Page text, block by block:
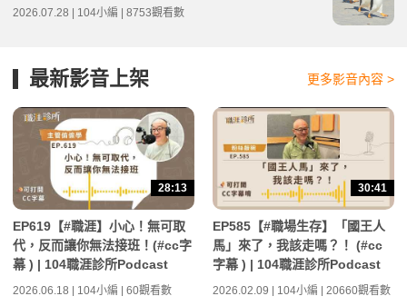
2026.07.28 | 104小編 | 8753觀看數
最新影音上架 更多影音內容 >
28:13
EP619【#職涯】小心！無可取
代，反而讓你無法接班！(#cc字
幕 ) | 104職涯診所Podcast
2026.06.18 | 104小編 | 60觀看數
30:41
EP585【#職場生存】「國王人
馬」來了，我該走嗎？！ (#cc
字幕 ) | 104職涯診所Podcast
2026.02.09 | 104小編 | 20660觀看數